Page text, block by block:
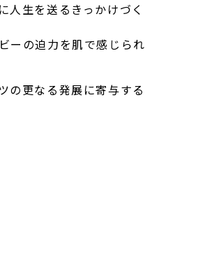
生を送るきっかけづく
ーの迫力を肌で感じられ
の更なる発展に寄与する